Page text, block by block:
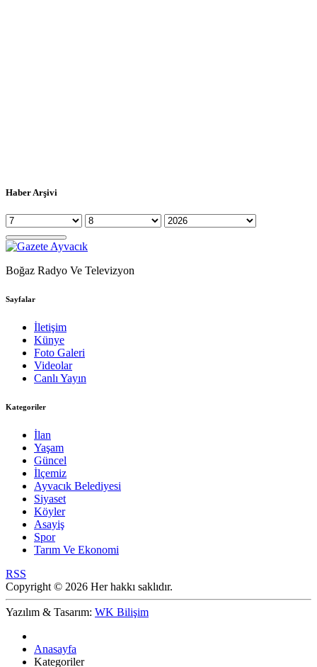
Haber Arşivi
Boğaz Radyo Ve Televizyon
Sayfalar
İletişim
Künye
Foto Galeri
Videolar
Canlı Yayın
Kategoriler
İlan
Yaşam
Güncel
İlçemiz
Ayvacık Belediyesi
Siyaset
Köyler
Asayiş
Spor
Tarım Ve Ekonomi
RSS
Copyright © 2026 Her hakkı saklıdır.
Yazılım & Tasarım: WK Bilişim
Anasayfa
Kategoriler